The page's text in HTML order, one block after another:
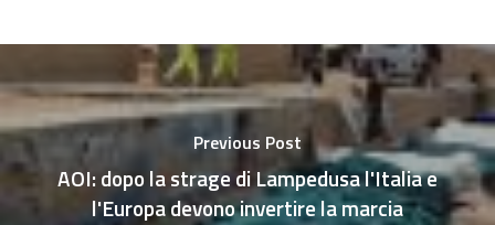
Previous Post
AOI: dopo la strage di Lampedusa l'Italia e
l'Europa devono invertire la marcia